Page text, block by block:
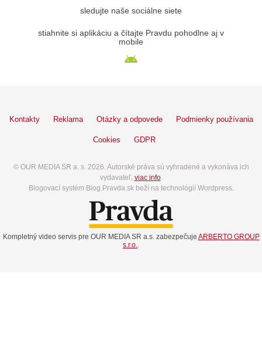
sledujte naše sociálne siete
stiahnite si aplikáciu a čítajte Pravdu pohodlne aj v
mobile
Kontakty Reklama Otázky a odpovede Podmienky používania
Cookies GDPR
© OUR MEDIA SR a. s. 2026. Autorské práva sú vyhradené a vykonáva ich
vydavateľ, viac info.
Blogovací systém Blog.Pravda.sk beží na technológií Wordpress.
Kompletný video servis pre OUR MEDIA SR a.s. zabezpečuje ARBERTO GROUP
s.r.o.